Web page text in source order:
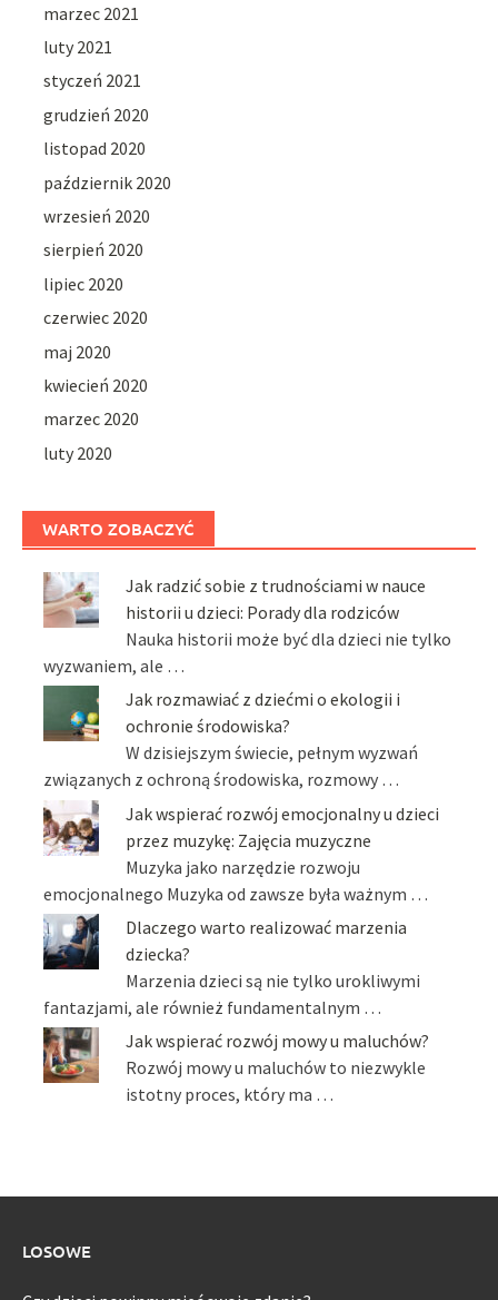
marzec 2021
luty 2021
styczeń 2021
grudzień 2020
listopad 2020
październik 2020
wrzesień 2020
sierpień 2020
lipiec 2020
czerwiec 2020
maj 2020
kwiecień 2020
marzec 2020
luty 2020
WARTO ZOBACZYĆ
Jak radzić sobie z trudnościami w nauce
historii u dzieci: Porady dla rodziców
Nauka historii może być dla dzieci nie tylko
wyzwaniem, ale …
Jak rozmawiać z dziećmi o ekologii i
ochronie środowiska?
W dzisiejszym świecie, pełnym wyzwań
związanych z ochroną środowiska, rozmowy …
Jak wspierać rozwój emocjonalny u dzieci
przez muzykę: Zajęcia muzyczne
Muzyka jako narzędzie rozwoju
emocjonalnego Muzyka od zawsze była ważnym …
Dlaczego warto realizować marzenia
dziecka?
Marzenia dzieci są nie tylko urokliwymi
fantazjami, ale również fundamentalnym …
Jak wspierać rozwój mowy u maluchów?
Rozwój mowy u maluchów to niezwykle
istotny proces, który ma …
LOSOWE